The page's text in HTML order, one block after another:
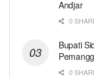
Andjar
0
Bupati
0